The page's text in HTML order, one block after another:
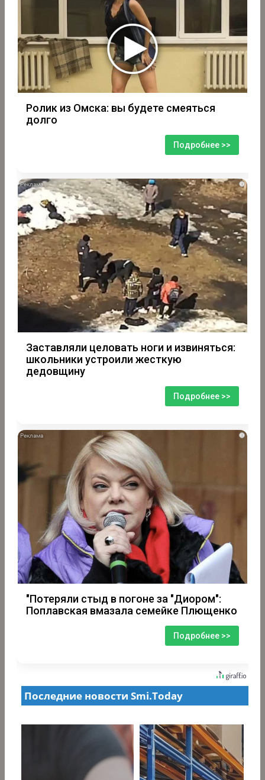
Ролик из Омска: вы будете смеяться
долго
Подробнее >>
i
Заставляли целовать ноги и извиняться:
школьники устроили жесткую
дедовщину
Подробнее >>
i
"Потеряли стыд в погоне за "Диором":
Поплавская вмазала семейке Плющенко
Подробнее >>